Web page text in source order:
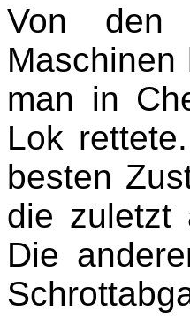
Von den
man in
Lok
besten
die zuletzt
Die